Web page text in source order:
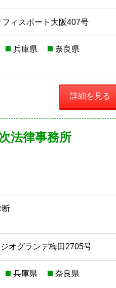
ィスポート大阪407号
兵庫県
奈良県
詳細を見る
法律事務所
断
オグランデ梅田2705号
兵庫県
奈良県